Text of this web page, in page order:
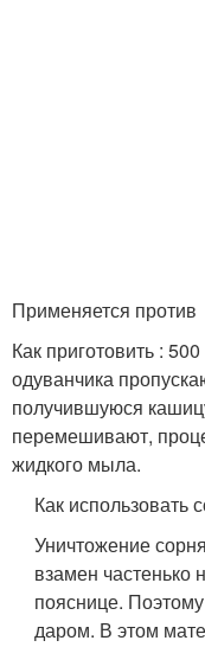
Применяется
Как приготовить :
одуванчика
получившуюся
перемешивают,
жидкого мыла.
Как использовать
Уничтожение
взамен
пояснице.
даром. В этом